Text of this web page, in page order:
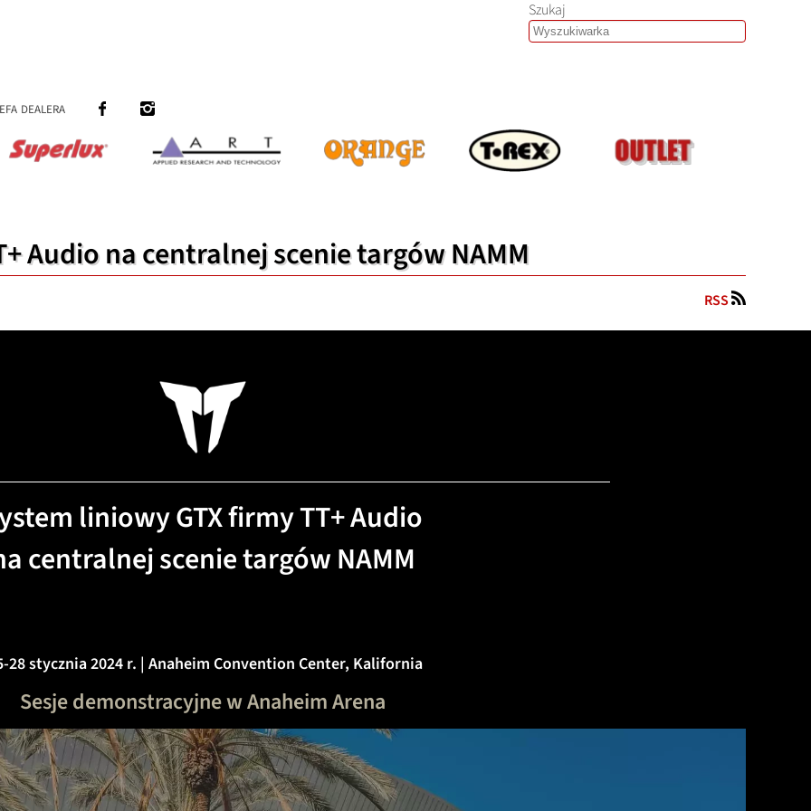
Szukaj
dealera
Audio na centralnej scenie targów NAMM
RSS
liniowy GTX firmy TT+ Audio
centralnej scenie targów NAMM
28 stycznia 2024 r. | Anaheim Convention Center, Kalifornia
Sesje demonstracyjne w Anaheim Arena